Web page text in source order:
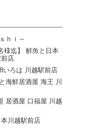
ｈｉ～
様迄】 鮮魚と日本
店
いろは 川越駅前店
海鮮居酒屋 海王 川
居酒屋 口福屋 川越
川越駅前店